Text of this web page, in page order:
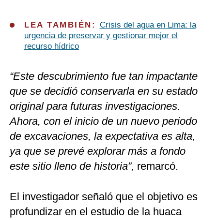
LEA TAMBIÉN: Crisis del agua en Lima: la
urgencia de preservar y gestionar mejor el
recurso hídrico
“Este descubrimiento fue tan impactante
que se decidió conservarla en su estado
original para futuras investigaciones.
Ahora, con el inicio de un nuevo periodo
de excavaciones, la expectativa es alta,
ya que se prevé explorar más a fondo
este sitio lleno de historia”, remarcó.
El investigador señaló que el objetivo es
profundizar en el estudio de la huaca